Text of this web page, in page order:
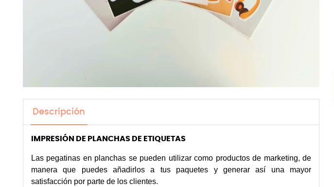
Descripción
IMPRESIÓN DE PLANCHAS DE ETIQUETAS
Las pegatinas en planchas se pueden utilizar como productos de marketing, de
manera que puedes añadirlos a tus paquetes y generar así una mayor
satisfacción por parte de los clientes.